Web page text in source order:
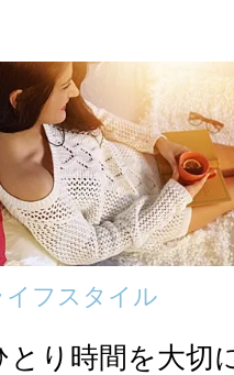
イフスタイル
とり時間を大切